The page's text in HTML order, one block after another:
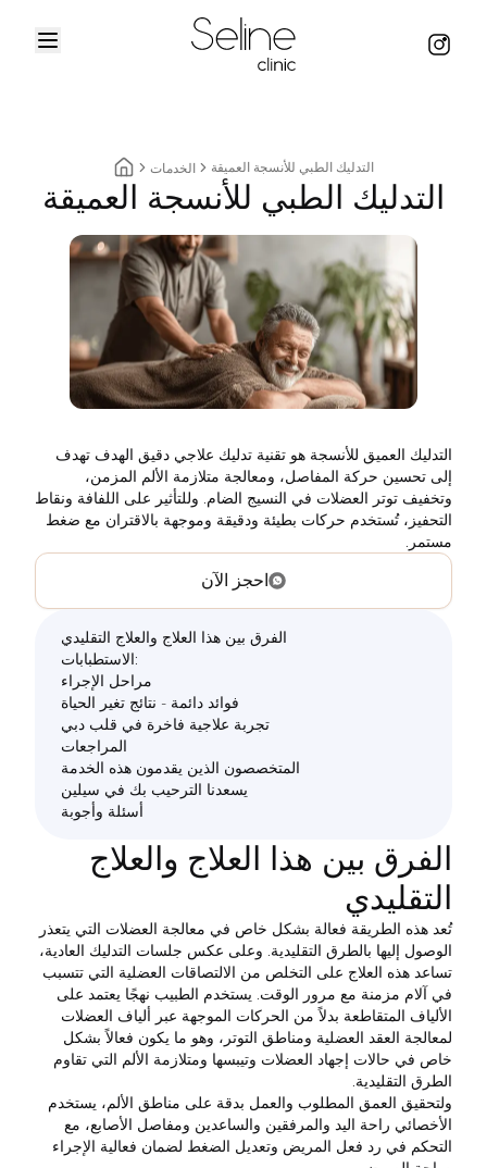
Home breadcrumbs
الخدمات التدليك الطبي للأنسجة العميقة
التدليك الطبي للأنسجة العميقة
التدليك العميق للأنسجة هو تقنية تدليك علاجي دقيق الهدف تهدف
إلى تحسين حركة المفاصل، ومعالجة متلازمة الألم المزمن،
وتخفيف توتر العضلات في النسيج الضام. وللتأثير على اللفافة ونقاط
التحفيز، تُستخدم حركات بطيئة ودقيقة وموجهة بالاقتران مع ضغط
مستمر.
احجز الآن
الفرق بين هذا العلاج والعلاج التقليدي
الاستطبابات:
مراحل الإجراء
فوائد دائمة - نتائج تغير الحياة
تجربة علاجية فاخرة في قلب دبي
المراجعات
المتخصصون الذين يقدمون هذه الخدمة
يسعدنا الترحيب بك في سيلين
أسئلة وأجوبة
الفرق بين هذا العلاج والعلاج
التقليدي
تُعد هذه الطريقة فعالة بشكل خاص في معالجة العضلات التي يتعذر
الوصول إليها بالطرق التقليدية. وعلى عكس جلسات التدليك العادية،
تساعد هذه العلاج على التخلص من الالتصاقات العضلية التي تتسبب
في آلام مزمنة مع مرور الوقت. يستخدم الطبيب نهجًا يعتمد على
الألياف المتقاطعة بدلاً من الحركات الموجهة عبر ألياف العضلات
لمعالجة العقد العضلية ومناطق التوتر، وهو ما يكون فعالاً بشكل
خاص في حالات إجهاد العضلات وتيبسها ومتلازمة الألم التي تقاوم
الطرق التقليدية.
ولتحقيق العمق المطلوب والعمل بدقة على مناطق الألم، يستخدم
الأخصائي راحة اليد والمرفقين والساعدين ومفاصل الأصابع، مع
التحكم في رد فعل المريض وتعديل الضغط لضمان فعالية الإجراء